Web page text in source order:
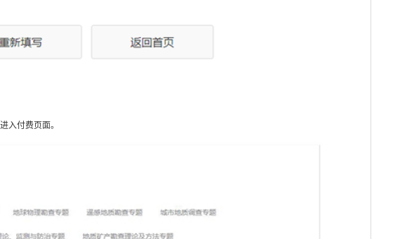
入付费页面。